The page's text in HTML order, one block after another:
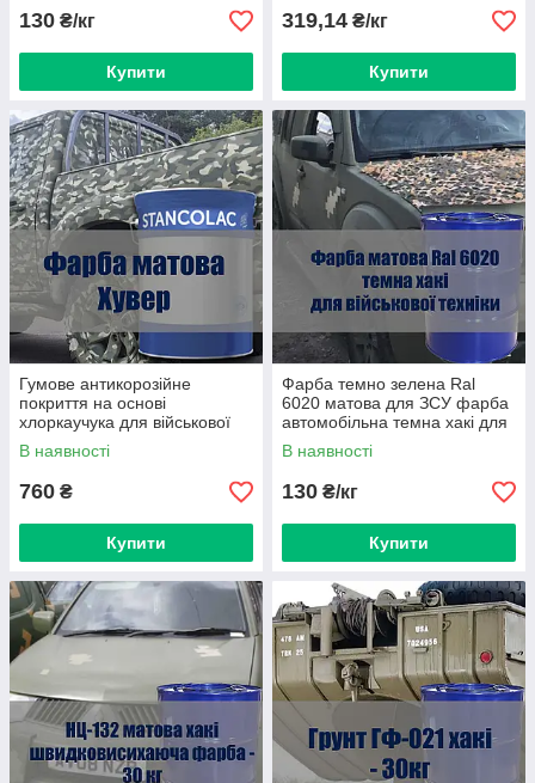
130 ₴/кг
Купити
319,14 ₴/кг
Купити
Гумове антикорозійне
покриття на основі
хлоркаучука для військової
техніки для металу
В наявності
760 ₴
Купити
Фарба темно зелена Ral
6020 матова для ЗСУ фарба
автомобільна темна хакі для
військової техніки
В наявності
130 ₴/кг
Купити